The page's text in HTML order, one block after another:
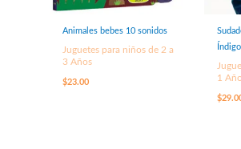
Animales bebes 10 sonidos
Juguetes para niños de 2 a
3 Años
$23.00
Índigo
1 Año
$